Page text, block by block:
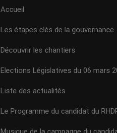
Accueil
Les étapes clés de la gouvernance
Découvrir les chantiers
Elections Législatives du 06 mars
Liste des actualités
Le Programme du candidat du